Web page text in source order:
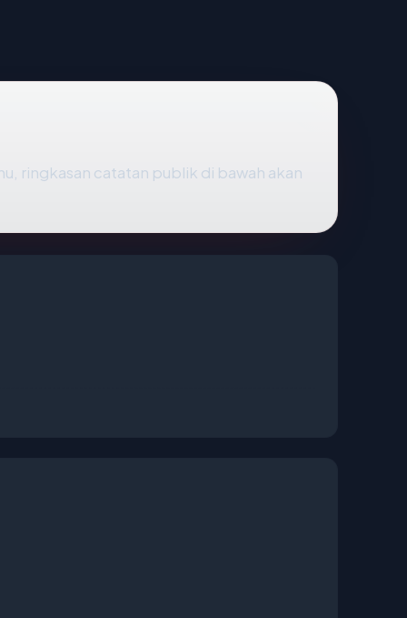
ringkasan catatan publik di bawah akan